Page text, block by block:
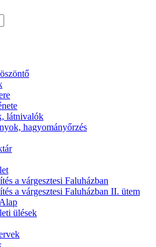
látnivalók
hagyományőrzés
a várgesztesi Faluházban
a várgesztesi Faluházban II. ütem
ülések